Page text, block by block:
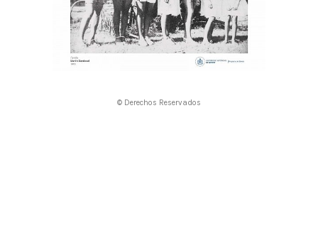
© Derechos Reservados